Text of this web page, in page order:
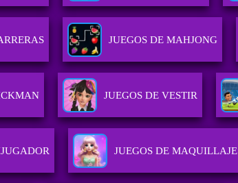
JUEGOS DE MAHJONG
JUEGOS DE VESTIR
JUEGOS DE MAQUILLAJE